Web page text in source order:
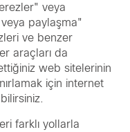
veya
paylaşma"
ve benzer
araçları da
web sitelerinin
için internet
farklı yollarla